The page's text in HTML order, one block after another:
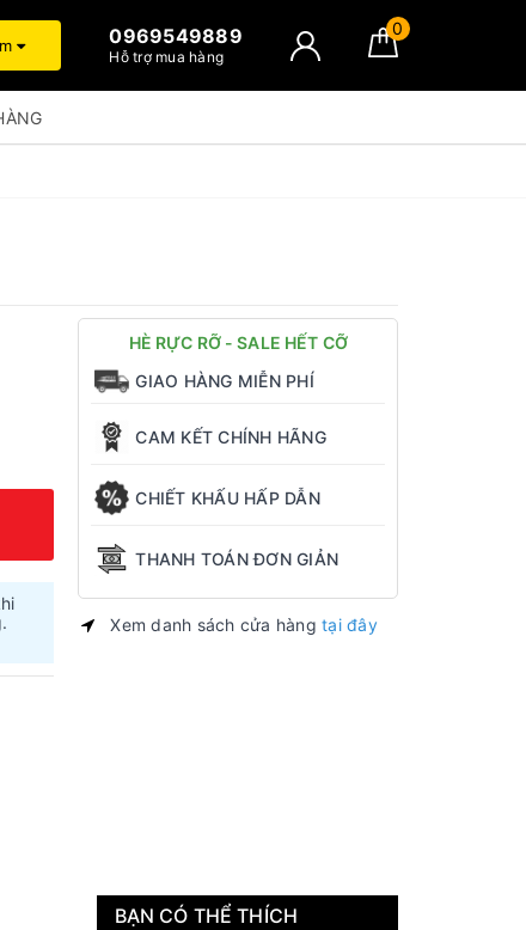
0969549889
Hỗ trợ mua hàng
0
HÈ RỰC RỠ - SALE HẾT CỠ
GIAO HÀNG MIỄN PHÍ
CAM KẾT CHÍNH HÃNG
CHIẾT KHẤU HẤP DẪN
THANH TOÁN ĐƠN GIẢN
Xem danh sách cửa hàngtại đây
BẠN CÓ THỂ THÍCH